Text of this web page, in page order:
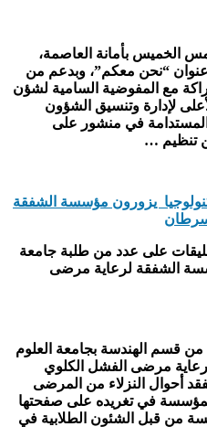
الخميس بأمانة العاصمة،
“نحن معكم”، وبدعم من
مع المفوضية السامية لشؤن
لإدارة وتنسيق الشؤون
المستدامة في منشور على
تنظيم …
يزورون مؤسسة الشفقة
على عدد من طلبة جامعة
الشفقة لرعاية مرضى
قسم الهندسة بجامعة العلوم
مرضى الفشل الكلوي
أحوال النزلاء من المرضى
في تغريده على صفحتها
من قبل الشئون الطلابية في